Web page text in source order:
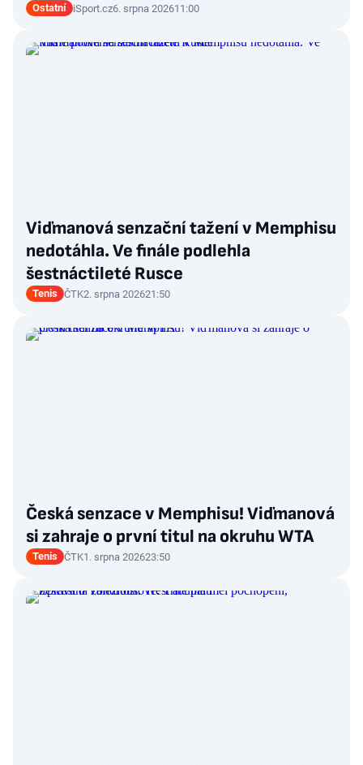
Ostatní iSport.cz6. srpna 202611:00
Viďmanová senzační tažení v Memphisu
nedotáhla. Ve finále podlehla
šestnáctileté Rusce
Tenis ČTK2. srpna 202621:50
Česká senzace v Memphisu! Viďmanová
si zahraje o první titul na okruhu WTA
Tenis ČTK1. srpna 202623:50